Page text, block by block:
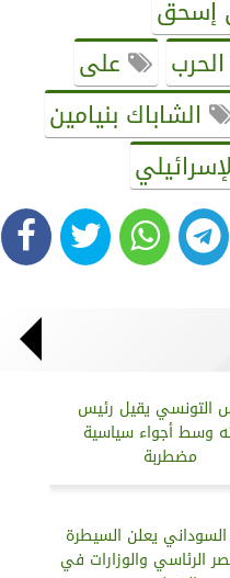
إسحق
الحرب
على
الشاباك بنيامين
التونسي يقيل رئيس
وسط أجواء سياسية
مضطربة
يعلن السيطرة
الرئاسي والوزارات في